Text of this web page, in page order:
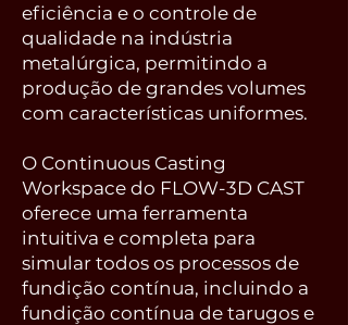
eficiência e o controle de
qualidade na indústria
metalúrgica, permitindo a
produção de grandes volumes
com características uniformes.
O Continuous Casting
Workspace do FLOW-3D CAST
oferece uma ferramenta
intuitiva e completa para
simular todos os processos de
fundição contínua, incluindo a
fundição contínua de tarugos e